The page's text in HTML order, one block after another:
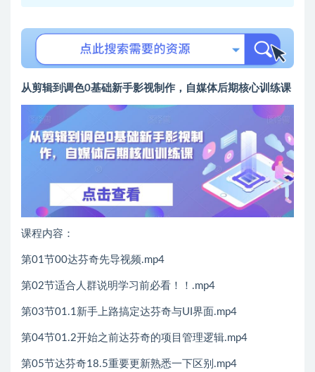
从剪辑到调色0基础新手影视制作，自媒体后期核心训练课
课程内容：
第01节00达芬奇先导视频.mp4
第02节适合人群说明学习前必看！！.mp4
第03节01.1新手上路搞定达芬奇与UI界面.mp4
第04节01.2开始之前达芬奇的项目管理逻辑.mp4
第05节达芬奇18.5重要更新熟悉一下区别.mp4